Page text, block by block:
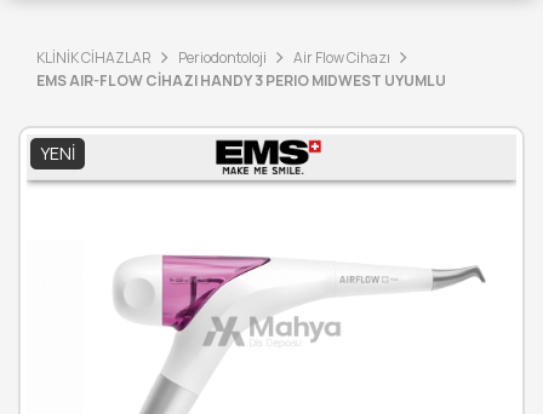
KLİNİK CİHAZLAR Periodontoloji
Air Flow Cihazı
EMS AIR-FLOW CİHAZI HANDY 3 PERIO MIDWEST UYUMLU
YENI